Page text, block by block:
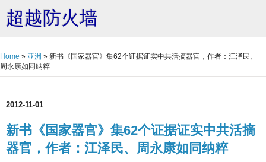
超越防火墙
Home » 亚洲 » 新书《国家器官》集62个证据证实中共活摘器官，作者：江泽民、
周永康如同纳粹
2012-11-01
新书《国家器官》集62个证据证实中共活摘
器官，作者：江泽民、周永康如同纳粹